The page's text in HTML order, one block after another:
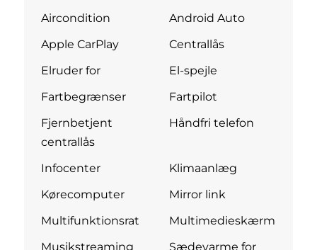
Aircondition
Android Auto
Apple CarPlay
Centrallås
Elruder for
El-spejle
Fartbegrænser
Fartpilot
Fjernbetjent
centrallås
Håndfri telefon
Infocenter
Klimaanlæg
Kørecomputer
Mirror link
Multifunktionsrat
Multimedieskærm
Musikstreaming
Sædevarme for